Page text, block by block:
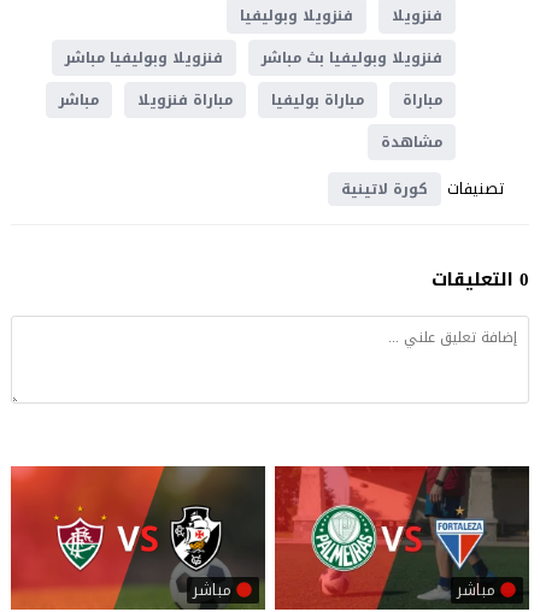
فنزويلا
فنزويلا وبوليفيا
فنزويلا وبوليفيا بث مباشر
فنزويلا وبوليفيا مباشر
مباراة
مباراة بوليفيا مباراة فنزويلا
مباشر
مشاهدة
تصنيفات كورة لاتينية
0 التعليقات
مباشر مباشر